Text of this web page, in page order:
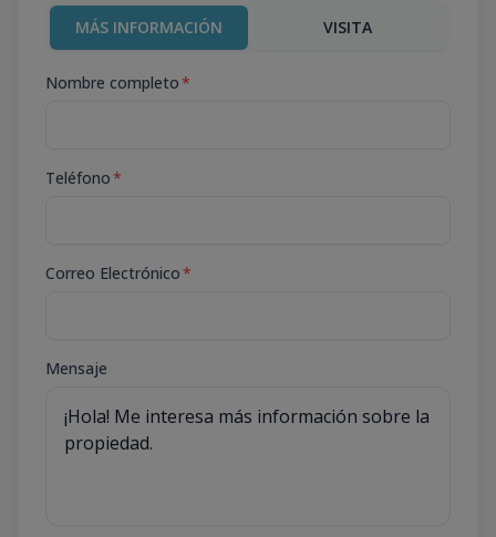
MÁS INFORMACIÓN VISITA
Nombre completo*
Teléfono*
Correo Electrónico*
Mensaje